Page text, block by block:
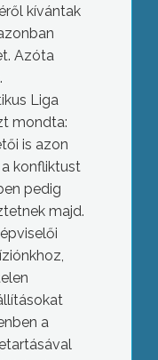
kívántak
Azóta
Liga
mondta:
is azon
konfliktust
pedig
majd.
a